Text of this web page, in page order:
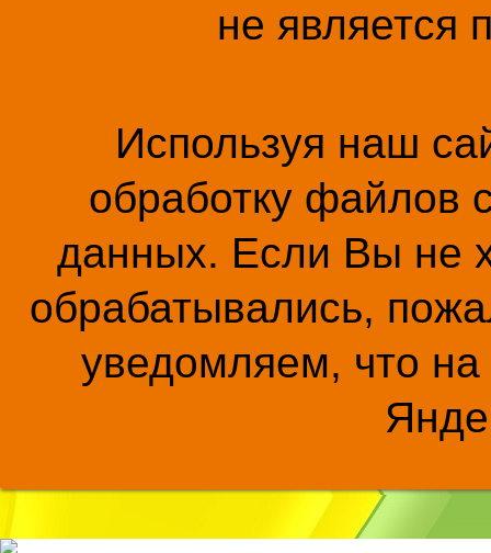
не является
Используя наш
обработку файлов
данных. Если Вы не
обрабатывались,
уведомляем, что на